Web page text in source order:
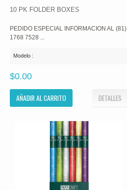
10 PK FOLDER BOXES
PEDIDO ESPECIAL INFORMACION AL (81)
1768 7528 ...
Modelo :
$0.00
DETALLES
AÑADIR AL CARRITO